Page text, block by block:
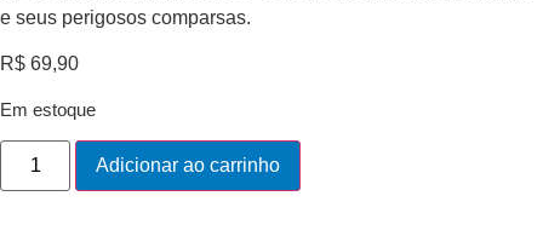
e seus perigosos comparsas.
R$ 69,90
Em estoque
Adicionar ao carrinho